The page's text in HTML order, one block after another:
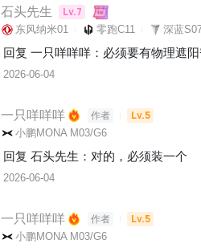
石头先生 Lv.7
东风纳米01 零跑C11 深蓝
回复 一只咩咩咩 ： 必须要有物理遮
2026-06-04
一只咩咩咩 作者 Lv.5
小鹏MONA M03/G6
回复 石头先生 ： 对的，必须装一个
2026-06-04
一只咩咩咩 作者 Lv.5
小鹏MONA M03/G6